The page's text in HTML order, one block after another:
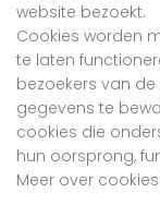
website bezoekt.
Cookies worden
te laten
bezoekers van
gegevens te
cookies die
hun oorsprong,
Meer over